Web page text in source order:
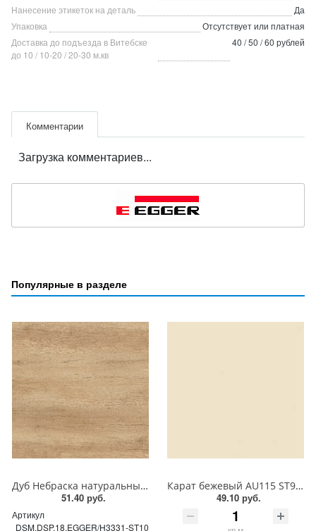
Нанесение этикеток на деталь
Да
Упаковка
Отсутствует или платная
Доставка до подъезда в Витебске
до 10 / 10-20 / 20-30 м.кв
40 / 50 / 60 рублей
Комментарии
Загрузка комментариев...
Популярные в разделе
Дуб Небраска натуральный H3331 ST10 EGGER ЛДСП 18 мм
51.40 руб.
Артикул
DSM.DSP.18.EGGER/H3331-ST10
Карат бежевый AU115 ST9 EGGER ЛДСП 18 мм
49.10 руб.